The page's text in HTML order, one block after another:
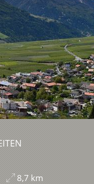
8,7 km